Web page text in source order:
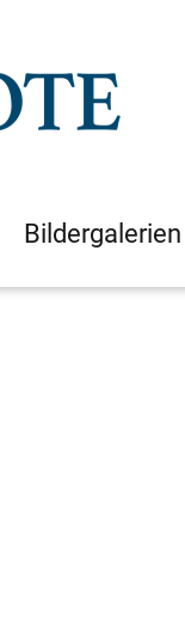
Bildergalerien